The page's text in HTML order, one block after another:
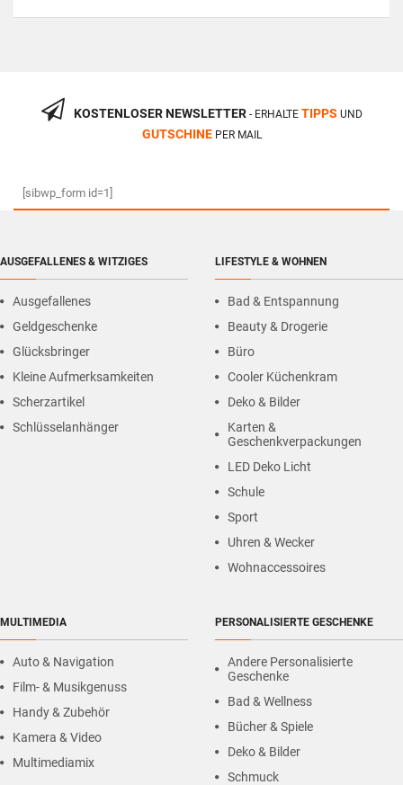
KOSTENLOSER NEWSLETTER- ERHALTE TIPPS UND
GUTSCHINEPER MAIL
[sibwp_form id=1]
AUSGEFALLENES & WITZIGES
Ausgefallenes
Geldgeschenke
Glücksbringer
Kleine Aufmerksamkeiten
Scherzartikel
Schlüsselanhänger
LIFESTYLE & WOHNEN
Bad & Entspannung
Beauty & Drogerie
Büro
Cooler Küchenkram
Deko & Bilder
Karten &
Geschenkverpackungen
LED Deko Licht
Schule
Sport
Uhren & Wecker
Wohnaccessoires
MULTIMEDIA
Auto & Navigation
Film- & Musikgenuss
Handy & Zubehör
Kamera & Video
Multimediamix
PERSONALISIERTE GESCHENKE
Andere Personalisierte
Geschenke
Bad & Wellness
Bücher & Spiele
Deko & Bilder
Schmuck